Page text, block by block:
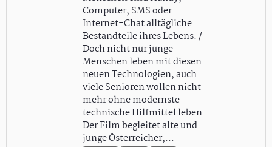
Computer, SMS oder
Internet-Chat alltägliche
Bestandteile ihres Lebens. /
Doch nicht nur junge
Menschen leben mit diesen
neuen Technologien, auch
viele Senioren wollen nicht
mehr ohne modernste
technische Hilfmittel leben.
Der Film begleitet alte und
junge Österreicher,…